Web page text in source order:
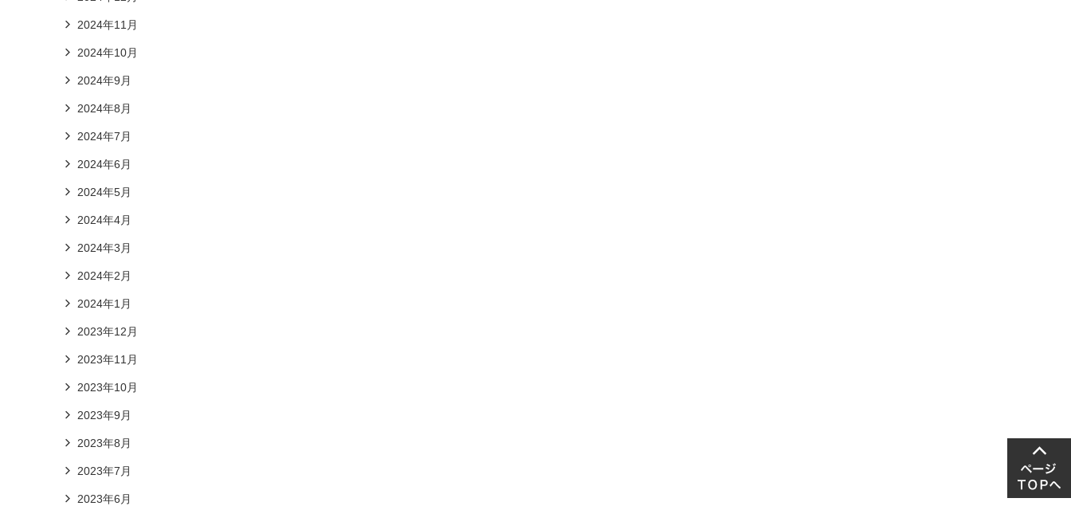
2024年11月
2024年10月
2024年9月
2024年8月
2024年7月
2024年6月
2024年5月
2024年4月
2024年3月
2024年2月
2024年1月
2023年12月
2023年11月
2023年10月
2023年9月
2023年8月
2023年7月
2023年6月